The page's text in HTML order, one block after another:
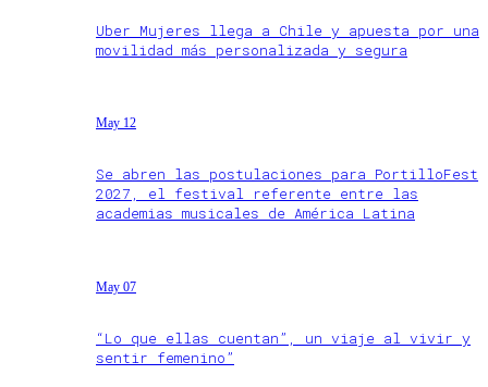
Uber Mujeres llega a Chile y apuesta por una
movilidad más personalizada y segura
May 12
Se abren las postulaciones para PortilloFest
2027, el festival referente entre las
academias musicales de América Latina
May 07
“Lo que ellas cuentan”, un viaje al vivir y
sentir femenino”